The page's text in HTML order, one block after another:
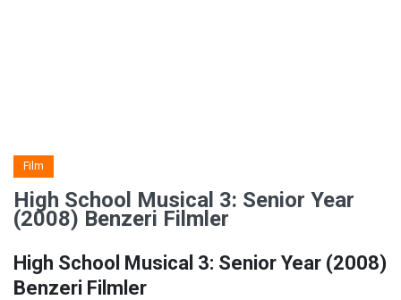
Film
High School Musical 3: Senior Year
(2008) Benzeri Filmler
High School Musical 3: Senior Year (2008)
Benzeri Filmler